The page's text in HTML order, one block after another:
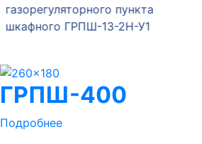
газорегуляторного пункта
шкафного ГРПШ-13-2Н-У1
ГРПШ-400
Подробнее